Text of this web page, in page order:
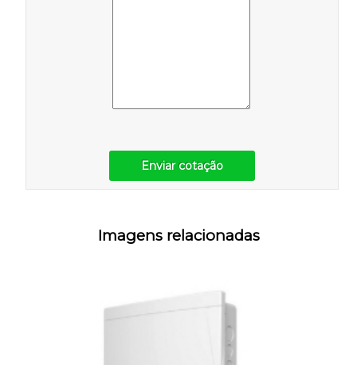
Enviar cotação
Imagens relacionadas